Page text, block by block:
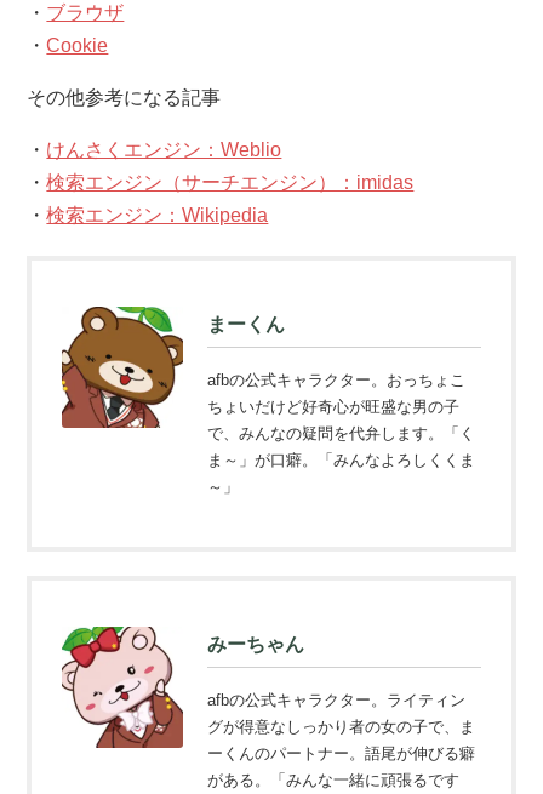
・ ブラウザ
・Cookie
その他参考になる記事
・ けんさくエンジン：Weblio
・検索エンジン（サーチエンジン）：imidas
・検索エンジン：Wikipedia
まーくん
afbの公式キャラクター。おっちょこ
ちょいだけど好奇心が旺盛な男の子
で、みんなの疑問を代弁します。「く
ま～」が口癖。「みんなよろしくくま
～」
みーちゃん
afbの公式キャラクター。ライティン
グが得意なしっかり者の女の子で、ま
ーくんのパートナー。語尾が伸びる癖
がある。「みんな一緒に頑張るです